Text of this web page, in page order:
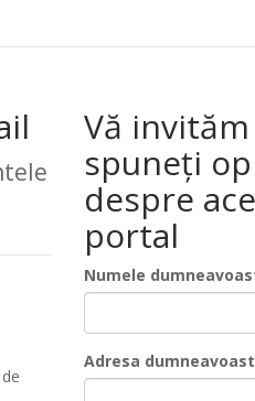
Vă invităm
spuneți
despre
portal
Numele
Adresa